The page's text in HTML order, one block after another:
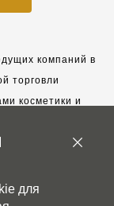
компаний в
торговли
косметики и
сотрудничеству
для